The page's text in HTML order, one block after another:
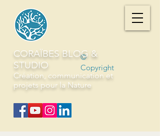
©
Copyright
CORAÏBES BLOG &
STUDIO
Création, communication et
projets pour la Nature